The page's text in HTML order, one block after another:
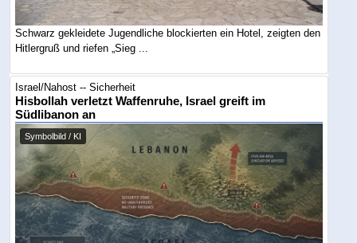
Schwarz gekleidete Jugendliche blockierten ein Hotel, zeigten den
Hitlergruß und riefen „Sieg ...
Israel/Nahost -- Sicherheit
Hisbollah verletzt Waffenruhe, Israel greift im
Südlibanon an
Symbolbild / KI